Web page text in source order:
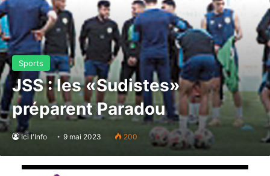
Sports
JSS : les «Sudistes»
préparent Paradou
Ici l'Info 9 mai 2023 200